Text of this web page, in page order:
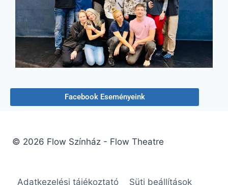
Facebook Eseményeink
© 2026 Flow Színház - Flow Theatre
Adatkezelési tájékoztató Süti beállítások